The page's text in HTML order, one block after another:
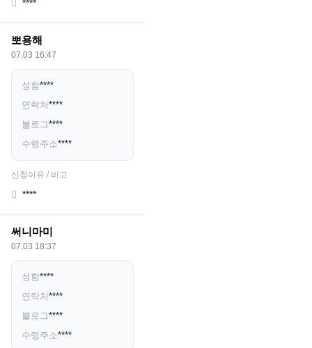
****
뽀용해
07.03 16:47
성함****
연락처 ****
블로그****
수령주소****
신청이유 / 비고
****
써니마미
07.03 18:37
성함****
연락처 ****
블로그****
수령주소****